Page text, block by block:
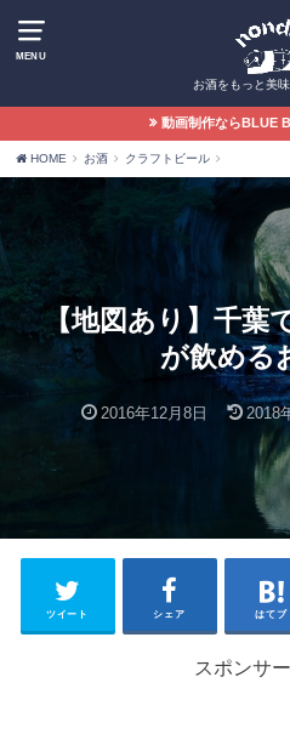
MENU
お酒をもっと美
動画制作ならBLUE
HOME お酒 クラフトビール
【地図あり】千葉
が飲める
2016年12月8日 2018
ツイート シェア はてブ
スポンサ